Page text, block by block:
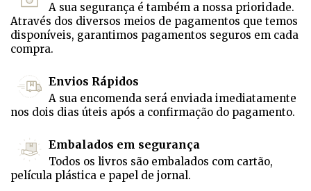
A sua segurança é também a nossa prioridade.
Através dos diversos meios de pagamentos que temos
disponíveis, garantimos pagamentos seguros em cada
compra.
Envios Rápidos
A sua encomenda será enviada imediatamente
nos dois dias úteis após a confirmação do pagamento.
Embalados em segurança
Todos os livros são embalados com cartão,
película plástica e papel de jornal.